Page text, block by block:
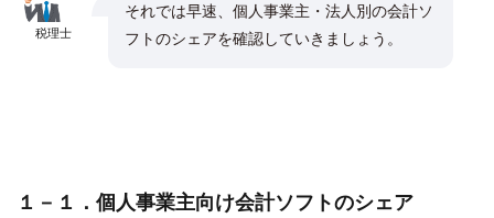
税理士
それでは早速、個人事業主・法人別の会計ソ
フトのシェアを確認していきましょう。
１－１．個人事業主向け会計ソフトのシェア